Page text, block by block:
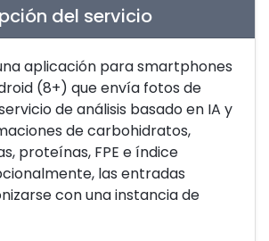
del servicio
aplicación para smartphones
(8+) que envía fotos de
de análisis basado en IA y
de carbohidratos,
proteínas, FPE e índice
las entradas
con una instancia de